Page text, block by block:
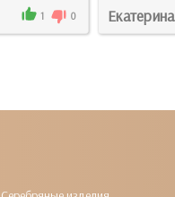
1 0 Екатерина